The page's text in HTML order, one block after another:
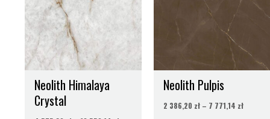
Neolith Himalaya
Crystal
552,14 zł
Neolith Pulpis
2 386,20 zł – 7 771,14 zł